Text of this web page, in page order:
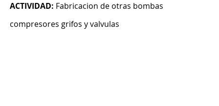
ACTIVIDAD: Fabricacion de otras bombas
compresores grifos y valvulas